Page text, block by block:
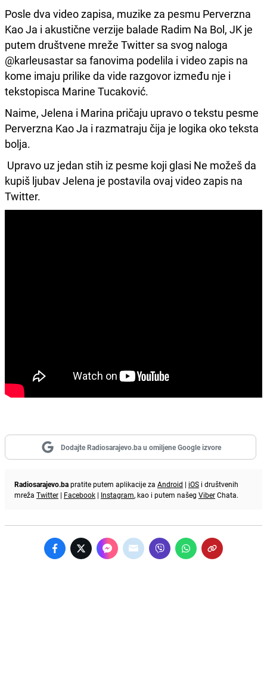
Posle dva video zapisa, muzike za pesmu Perverzna
Kao Ja i akustične verzije balade Radim Na Bol, JK je
putem društvene mreže Twitter sa svog naloga
@karleusastar sa fanovima podelila i video zapis na
kome imaju prilike da vide razgovor između nje i
tekstopisca Marine Tucaković.
Naime, Jelena i Marina pričaju upravo o tekstu pesme
Perverzna Kao Ja i razmatraju čija je logika oko teksta
bolja.
Upravo uz jedan stih iz pesme koji glasi Ne možeš da
kupiš ljubav Jelena je postavila ovaj video zapis na
Twitter.
Dodajte Radiosarajevo.ba u omiljene Google izvore
Radiosarajevo.bapratite putem aplikacije za Android | iOS i društvenih
mreža Twitter | Facebook | Instagram, kao i putem našeg ViberChata.